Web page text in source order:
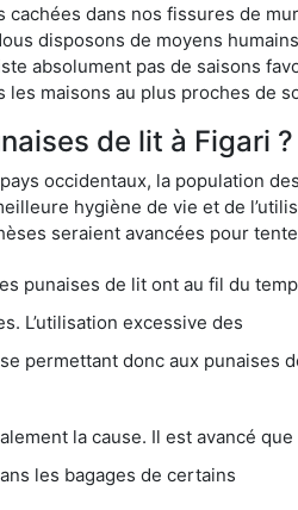
dans nos fissures de
disposons de moyens
absolument pas de saisons
les maisons au plus proches de
de lit à Figari ?
occidentaux, la population
hygiène de vie et de
seraient avancées pour
de lit ont au fil du temps
excessive des
aux punaises de
cause. Il est avancé que
de certains